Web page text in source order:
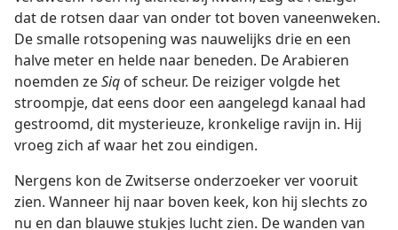
dat de rotsen daar van onder tot boven vaneenweken.
De smalle rotsopening was nauwelijks drie en een
halve meter en helde naar beneden. De Arabieren
noemden zeSiq of scheur. De reiziger volgde het
stroompje, dat eens door een aangelegd kanaal had
gestroomd, dit mysterieuze, kronkelige ravijn in. Hij
vroeg zich af waar het zou eindigen.
Nergens kon de Zwitserse onderzoeker ver vooruit
zien. Wanneer hij naar boven keek, kon hij slechts zo
nu en dan blauwe stukjes lucht zien. De wanden van